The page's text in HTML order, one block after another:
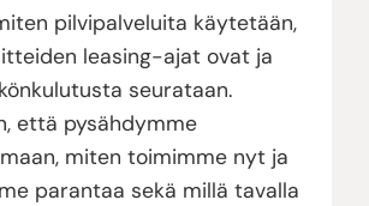
pilvipalveluita käytetään,
leasing-ajat ovat ja
seurataan.
että pysähdymme
miten toimimme nyt ja
parantaa sekä millä tavalla